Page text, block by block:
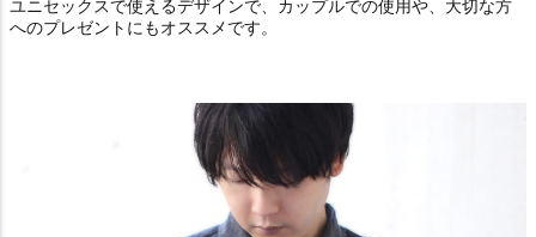
ユニセックスで使えるデザインで、カップルでの使用や、大切な方
へのプレゼントにもオススメです。